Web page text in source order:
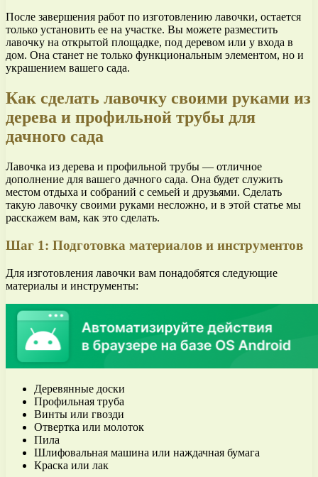
После завершения работ по изготовлению лавочки, остается
только установить ее на участке. Вы можете разместить
лавочку на открытой площадке, под деревом или у входа в
дом. Она станет не только функциональным элементом, но и
украшением вашего сада.
Как сделать лавочку своими руками из
дерева и профильной трубы для
дачного сада
Лавочка из дерева и профильной трубы — отличное
дополнение для вашего дачного сада. Она будет служить
местом отдыха и собраний с семьей и друзьями. Сделать
такую лавочку своими руками несложно, и в этой статье мы
расскажем вам, как это сделать.
Шаг 1: Подготовка материалов и инструментов
Для изготовления лавочки вам понадобятся следующие
материалы и инструменты:
Деревянные доски
Профильная труба
Винты или гвозди
Отвертка или молоток
Пила
Шлифовальная машина или наждачная бумага
Краска или лак